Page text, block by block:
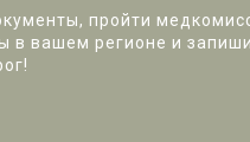
пройти
в вашем регионе и